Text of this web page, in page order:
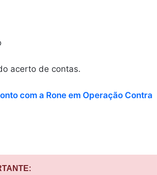
acerto de contas.
com a Rone em Operação Contra